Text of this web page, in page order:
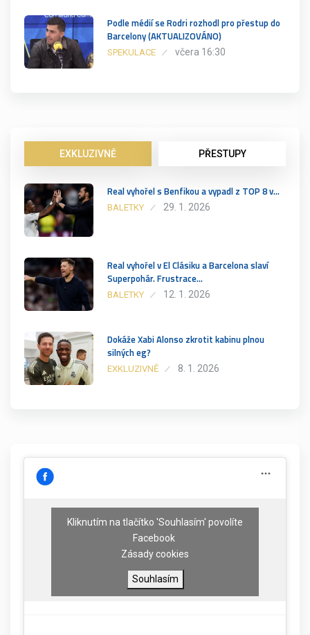
Podle médií se Rodri rozhodl pro přestup do
Barcelony (AKTUALIZOVÁNO)
SPEKULACE včera 16:30
EXKLUZIVNĚ PŘESTUPY
Real vyhořel s Benfikou a vypadl z TOP 8 v…
BALETKY 29. 1. 2026
Real vyhořel v El Clásiku a Barcelona slaví
Superpohár. Frustrace…
BALETKY 12. 1. 2026
Dokáže Xabi Alonso zkrotit kabinu plnou
silných eg?
EXKLUZIVNĚ 8. 1. 2026
Kliknutím na tlačítko 'Souhlasím' povolíte
Facebook
Zásady cookies
Souhlasím